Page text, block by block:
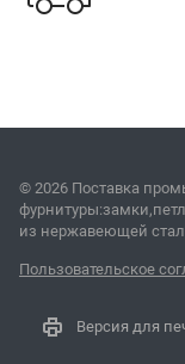
© 2026 Поставка
из нержавеющей
Пользовательское
Версия для